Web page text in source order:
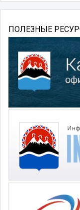
ПОЛЕЗНЫЕ